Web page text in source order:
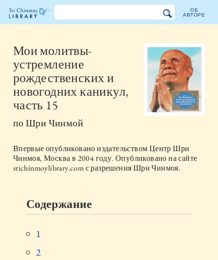
Библиотека
Шри
Чинмоя
ОБ
АВТОРЕ
Мои молитвы-
устремление
рождественских и
новогодних каникул,
часть 15
поШри Чинмой
Впервые опубликовано издательствомЦентр Шри
Чинмоя, Москвав 2004году. Опубликовано на сайте
srichinmoylibrary.com с разрешения Шри Чинмоя.
Содержание
1
2